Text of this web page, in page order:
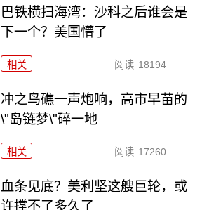
巴铁横扫海湾：沙科之后谁会是
下一个？美国懵了
相关 阅读 18194
冲之鸟礁一声炮响，高市早苗的
\"岛链梦\"碎一地
相关 阅读 17260
血条见底？美利坚这艘巨轮，或
许撑不了多久了